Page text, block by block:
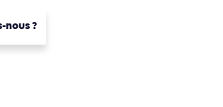
nous ?